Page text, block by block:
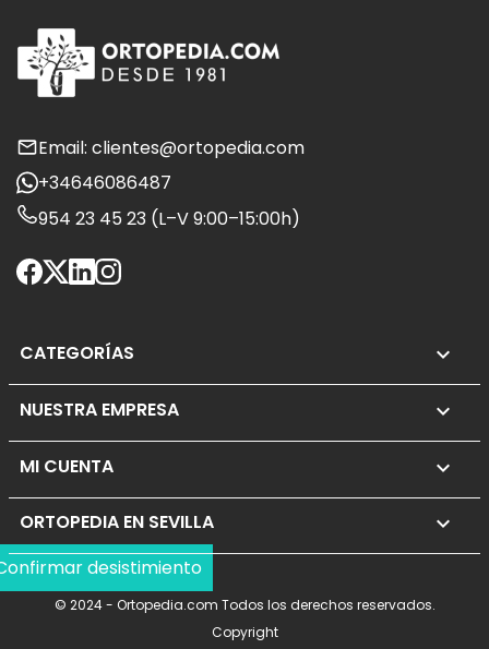
Email: clientes@ortopedia.com
+34646086487
954 23 45 23 (L–V 9:00–15:00h)
CATEGORÍAS 
NUESTRA EMPRESA 
MI CUENTA 
ORTOPEDIA EN SEVILLA keyboard_arrow_down
desistimiento
© 2024 - Ortopedia.com Todos los derechos reservados.
Copyright